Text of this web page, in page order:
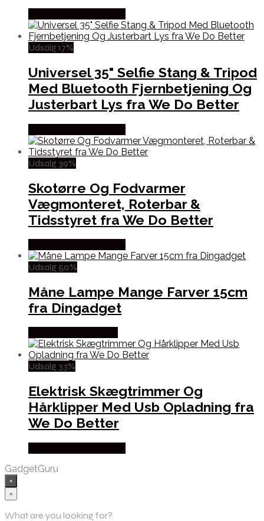
Udsalg 17%
Universel 35" Selfie Stang & Tripod
Med Bluetooth Fjernbetjening Og
Justerbart Lys fra We Do Better
Udsalg 39%
Skotørre Og Fodvarmer
Vægmonteret, Roterbar &
Tidsstyret fra We Do Better
Udsalg 50%
Måne Lampe Mange Farver 15cm
fra Dingadget
Udsalg 33%
Elektrisk Skægtrimmer Og
Hårklipper Med Usb Opladning fra
We Do Better
GadgetGuru
×
×
What are you looking for?